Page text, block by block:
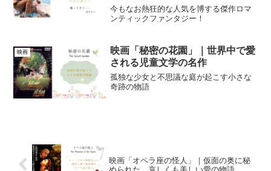
今もなお熱狂的な人気を博する傑作ロマ
ンティックファンタジー！
映画
映画「秘密の花園」｜世界中で愛
される児童文学の名作
孤独な少女と不思議な庭が起こす小さな
奇跡の物語
映画「オペラ座の怪人」｜仮面の奥に秘